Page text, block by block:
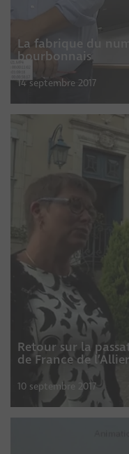
La fabrique du
bourbonnais
14 septembre 2017
Retour sur la
de France de l’Allier
10 septembre 2017